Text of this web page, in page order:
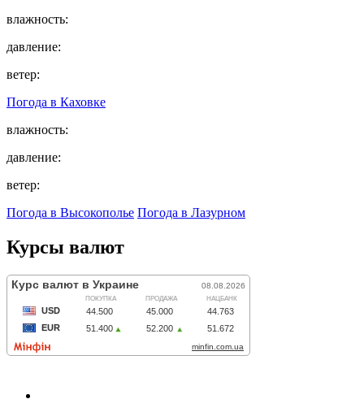
влажность:
давление:
ветер:
Погода в Каховке
влажность:
давление:
ветер:
Погода в Высокополье Погода в Лазурном
Курсы валют